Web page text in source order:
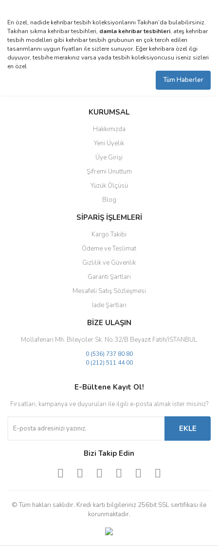
En özel, nadide kehribar tesbih koleksiyonlarını Takıhan’da bulabilirsiniz.
Takıhan sıkma kehribar tesbihleri, damla kehribar tesbihleri, ateş kehribar
tesbih modelleri gibi kehribar tesbih grubunun en çok tercih edilen
tasarımlarını uygun fiyatları ile sizlere sunuyor. Eğer kehribara özel ilgi
duyuyor, tesbihe merakınız varsa yada tesbih koleksiyoncusu iseniz sizleri
en özel
Tüm Haberler
KURUMSAL
Hakkımızda
Yeni Üyelik
Üye Girişi
Şifremi Unuttum
Yüzük Ölçüsü
Blog
SİPARİŞ İŞLEMLERİ
Kargo Takibi
Ödeme ve Teslimat
Gizlilik ve Güvenlik
Garanti Şartları
Mesafeli Satış Sözleşmesi
İade Şartları
BİZE ULAŞIN
Mollafenari Mh. Bileyciler Sk. No:32/B Beyazıt Fatih/İSTANBUL
0 (536) 737 80 80
0 (212) 511 44 00
E-Bültene Kayıt Ol!
Fırsatları, kampanya ve duyuruları ile ilgili e-posta almak ister misiniz?
EKLE
Bizi Takip Edin
© Tüm hakları saklıdır. Kredi kartı bilgileriniz 256bit SSL sertifikası ile
korunmaktadır.